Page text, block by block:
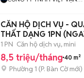
CĂN HỘ DỊCH VỤ -
THẤT DẠNG 1PN
ĐỊNH)
1 PN Căn hộ dịch vụ, mini
8,5 triệu/tháng 40 m²
Phường 1 (P. Bàn Cờmới)